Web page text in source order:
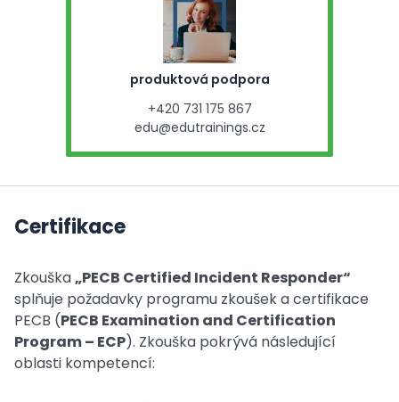
produktová podpora
+420 731 175 867
edu@edutrainings.cz
Certifikace
Zkouška„PECB Certified Incident Responder“
splňuje požadavky programu zkoušek a certifikace
PECB (PECB Examination and Certification
Program – ECP). Zkouška pokrývá následující
oblasti kompetencí: